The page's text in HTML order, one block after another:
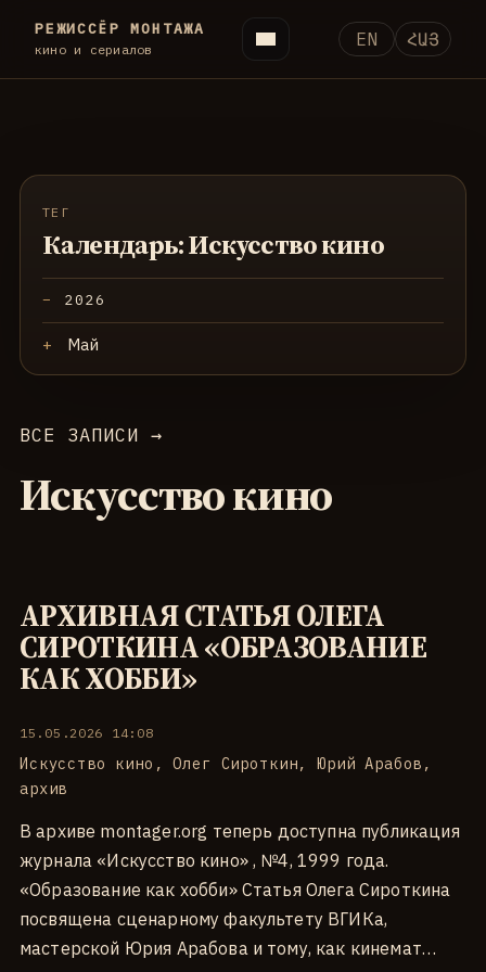
РЕЖИССЁР МОНТАЖА
кино и сериалов EN ՀԱՅ
ВСЕ ЗАПИСИ →
Искусство кино
АРХИВНАЯ СТАТЬЯ ОЛЕГА
СИРОТКИНА «ОБРАЗОВАНИЕ
КАК ХОББИ»
15.05.2026 14:08
Искусство кино ,Олег Сироткин, Юрий Арабов ,
архив
В архиве montager.org теперь доступна публикация
журнала «Искусство кино» , №4, 1999 года.
«Образование как хобби» Статья Олега Сироткина
посвящена сценарному факультету ВГИКа,
мастерской Юрия Арабова и тому, как кинемат…
ТЕГ
Календарь: Искусство кино
2026
Май